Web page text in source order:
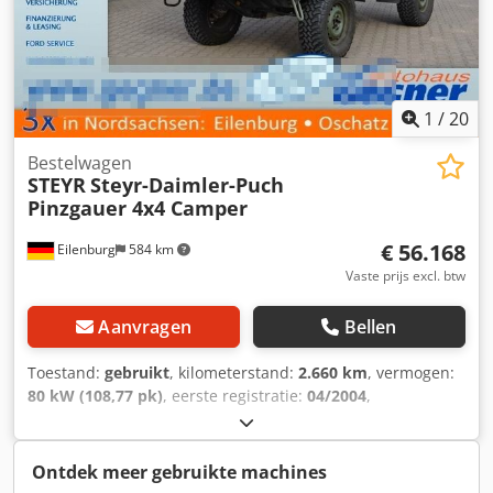
1 /20
Eilenburg 584 km
Bestelwagen
STEYRSteyr-Daimler-Puch
Pinzgauer 4x4 Camper
€ 56.168
Vaste prijs excl. btw
Aanvragen Bellen
Toestand: gebruikt, kilometerstand: 2.660 km, vermogen:
80 kW (108,77 pk), eerste registratie: 04/2004,
, totaalgewicht:
groen, soort overbrenging:automatisch, emissieklasse:
Euro 3, aantal zitplaatsen:5, totale breedte:
2.100 mm
Ontdek meer gebruikte machines